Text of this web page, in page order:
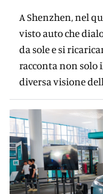
A Shenzhen, nel
visto auto che
da sole e si
racconta non solo
diversa visione